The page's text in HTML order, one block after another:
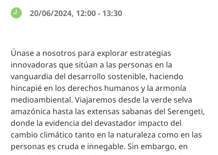
20/06/2024, 12:00 - 13:30
Únase a nosotros para explorar estrategias
innovadoras que sitúan a las personas en la
vanguardia del desarrollo sostenible, haciendo
hincapié en los derechos humanos y la armonía
medioambiental. Viajaremos desde la verde selva
amazónica hasta las extensas sabanas del Serengeti,
donde la evidencia del devastador impacto del
cambio climático tanto en la naturaleza como en las
personas es cruda e innegable. Sin embargo, en